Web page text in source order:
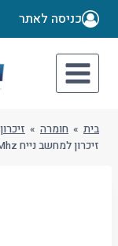
Skip
כניסה לאתר
בית » חומרה » זיכרון
זיכרון למחשב נייח Pioneer DIMM 4GB DDR3 1600Mhz